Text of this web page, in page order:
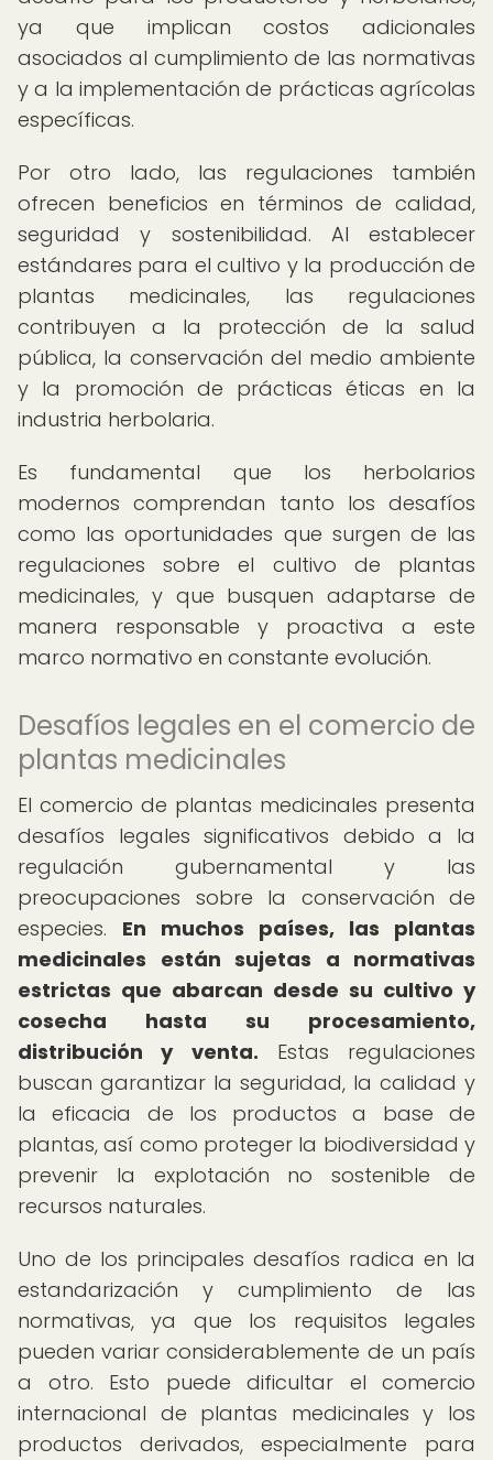
ya que implican costos adicionales
asociados al cumplimiento de las normativas
y a la implementación de prácticas agrícolas
específicas.
Por otro lado, las regulaciones también
ofrecen beneficios en términos de calidad,
seguridad y sostenibilidad. Al establecer
estándares para el cultivo y la producción de
plantas medicinales, las regulaciones
contribuyen a la protección de la salud
pública, la conservación del medio ambiente
y la promoción de prácticas éticas en la
industria herbolaria.
Es fundamental que los herbolarios
modernos comprendan tanto los desafíos
como las oportunidades que surgen de las
regulaciones sobre el cultivo de plantas
medicinales, y que busquen adaptarse de
manera responsable y proactiva a este
marco normativo en constante evolución.
Desafíos legales en el comercio de
plantas medicinales
El comercio de plantas medicinales presenta
desafíos legales significativos debido a la
regulación gubernamental y las
preocupaciones sobre la conservación de
especies. En muchos países, las plantas
medicinales están sujetas a normativas
estrictas que abarcan desde su cultivo y
cosecha hasta su procesamiento,
distribución y venta. Estas regulaciones
buscan garantizar la seguridad, la calidad y
la eficacia de los productos a base de
plantas, así como proteger la biodiversidad y
prevenir la explotación no sostenible de
recursos naturales.
Uno de los principales desafíos radica en la
estandarización y cumplimiento de las
normativas, ya que los requisitos legales
pueden variar considerablemente de un país
a otro. Esto puede dificultar el comercio
internacional de plantas medicinales y los
productos derivados, especialmente para